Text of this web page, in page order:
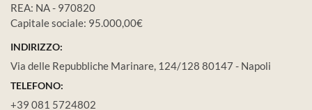
REA: NA - 970820
Capitale sociale: 95.000,00€
INDIRIZZO:
Via delle Repubbliche Marinare, 124/128 80147 - Napoli
TELEFONO:
+39 081 5724802